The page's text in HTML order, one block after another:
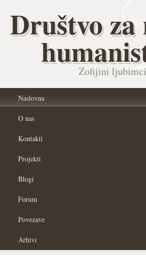
Društvo
Zofijini ljubimci
Naslovna
O nas
Kontakti
Projekti
Blogi
Forum
Povezave
Arhivi